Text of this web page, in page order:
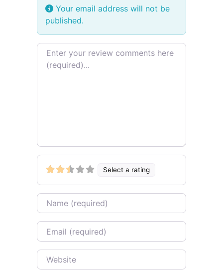
Your email address will not be
published.
Review text
Select a rating
Name
Email
Website